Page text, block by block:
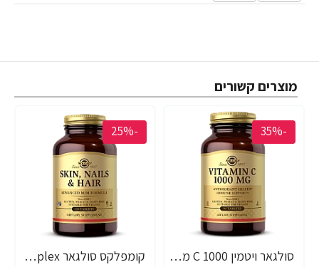
מוצרים קשורים
-35%
סולגאר ויטמין C 1000 מ"ג - 90 טבליות מבית SOLGAR
-25%
קומפלקס סולגאר HNS Complex קומפלקס MSM ויטמינים ומינרלים - תכולה 120 טבליות מבית SOLGAR